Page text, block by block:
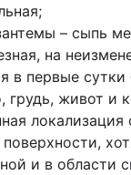
– сыпь
на
в первые сутки
грудь, живот и
локализация
поверхности,
и в области